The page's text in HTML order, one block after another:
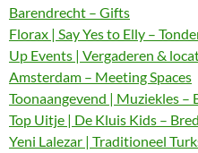
Barendrecht – Gifts
Florax | Say Yes to Elly –
Up Events | Vergaderen &
Amsterdam – Meeting Spaces
Toonaangevend | Muziekles –
Top Uitje | De Kluis Kids –
Yeni Lalezar | Traditioneel